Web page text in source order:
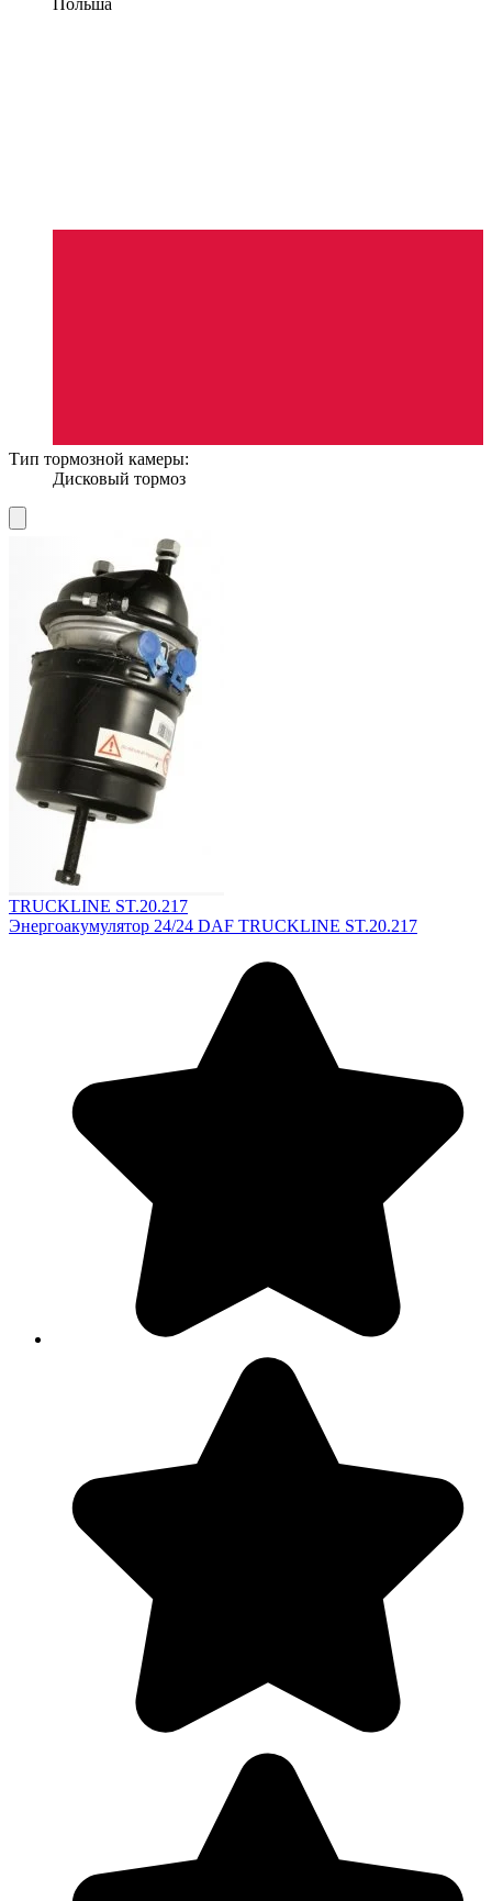
Тип тормозной камеры:
Дисковый тормоз
TRUCKLINE ST.20.217
Энергоакумулятор 24/24 DAF TRUCKLINE ST.20.217